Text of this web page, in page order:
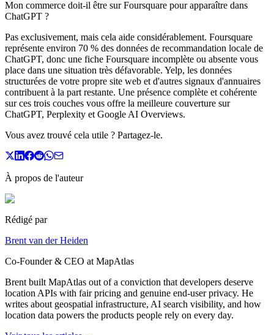
Mon commerce doit-il être sur Foursquare pour apparaître dans
ChatGPT ?
Pas exclusivement, mais cela aide considérablement. Foursquare
représente environ 70 % des données de recommandation locale de
ChatGPT, donc une fiche Foursquare incomplète ou absente vous
place dans une situation très défavorable. Yelp, les données
structurées de votre propre site web et d'autres signaux d'annuaires
contribuent à la part restante. Une présence complète et cohérente
sur ces trois couches vous offre la meilleure couverture sur
ChatGPT, Perplexity et Google AI Overviews.
Vous avez trouvé cela utile ? Partagez-le.
À propos de l'auteur
Rédigé par
Brent van der Heiden
Co-Founder & CEO at MapAtlas
Brent built MapAtlas out of a conviction that developers deserve
location APIs with fair pricing and genuine end-user privacy. He
writes about geospatial infrastructure, AI search visibility, and how
location data powers the products people rely on every day.